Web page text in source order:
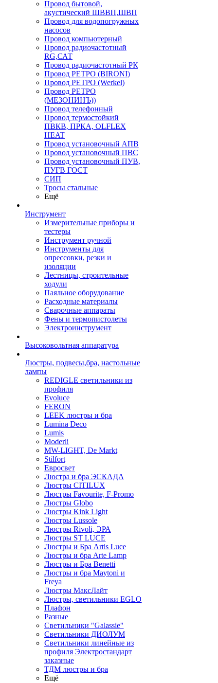
Провод бытовой,
акустический ШВВП,ШВП
Провод для водопогружных
насосов
Провод компьютерный
Провод радиочастотный
RG,САТ
Провод радиочастотный РК
Провод РЕТРО (BIRONI)
Провод РЕТРО (Werkel)
Провод РЕТРО
(МЕЗОНИНЪ))
Провод телефонный
Провод термостойкий
ПВКВ, ПРКА, OLFLEX
HEAT
Провод установочный АПВ
Провод установочный ПВС
Провод установочный ПУВ,
ПУГВ ГОСТ
СИП
Тросы стальные
Ещё
Инструмент
Измерительные приборы и
тестеры
Инструмент ручной
Инструменты для
опрессовки, резки и
изоляции
Лестницы, строительные
ходули
Паяльное оборудование
Расходные материалы
Сварочные аппараты
Фены и термопистолеты
Электроинструмент
Высоковольтная аппаратура
Люстры, подвесы,бра, настольные
лампы
REDIGLE светильники из
профиля
Evoluce
FERON
LEEK люстры и бра
Lumina Deco
Lumis
Moderli
MW-LIGHT, De Markt
Stilfort
Евросвет
Люстра и бра ЭСКАДА
Люстры CITILUX
Люстры Favourite, F-Promo
Люстры Globo
Люстры Kink Light
Люстры Lussole
Люстры Rivoli, ЭРА
Люстры ST LUCE
Люстры и Бра Artis Luce
Люстры и бра Arte Lamp
Люстры и Бра Benetti
Люстры и бра Maytoni и
Freya
Люстры МаксЛайт
Люстры, светильники EGLO
Плафон
Разные
Светильники "Galassie"
Светильники ДИОЛУМ
Светильники линейные из
профиля Электростандарт
заказные
ТДМ люстры и бра
Ещё